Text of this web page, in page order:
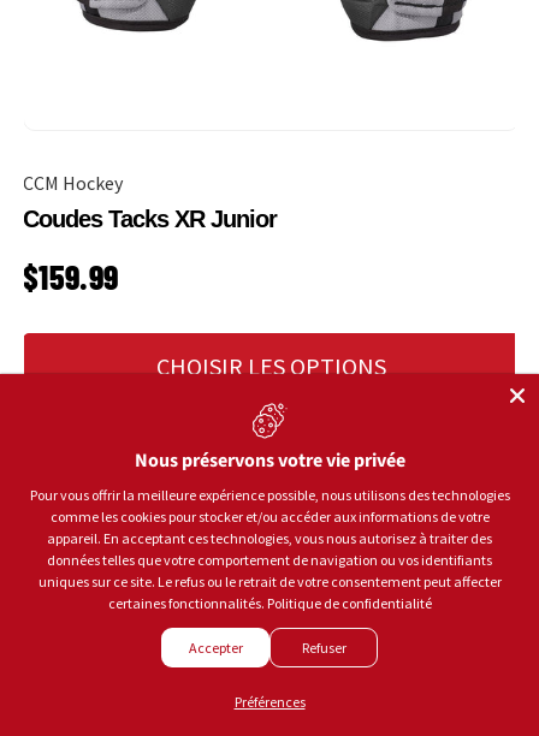
CCM Hockey
Coudes Tacks XR Junior
PRIX HABITUEL
$159.99
CHOISIR LES OPTIONS
Nous préservons votre vie privée
Pour vous offrir la meilleure expérience possible, nous utilisons des technologies
comme les cookies pour stocker et/ou accéder aux informations de votre
appareil. En acceptant ces technologies, vous nous autorisez à traiter des
données telles que votre comportement de navigation ou vos identifiants
uniques sur ce site. Le refus ou le retrait de votre consentement peut affecter
certaines fonctionnalités. Politique de confidentialité
Accepter Refuser
Préférences